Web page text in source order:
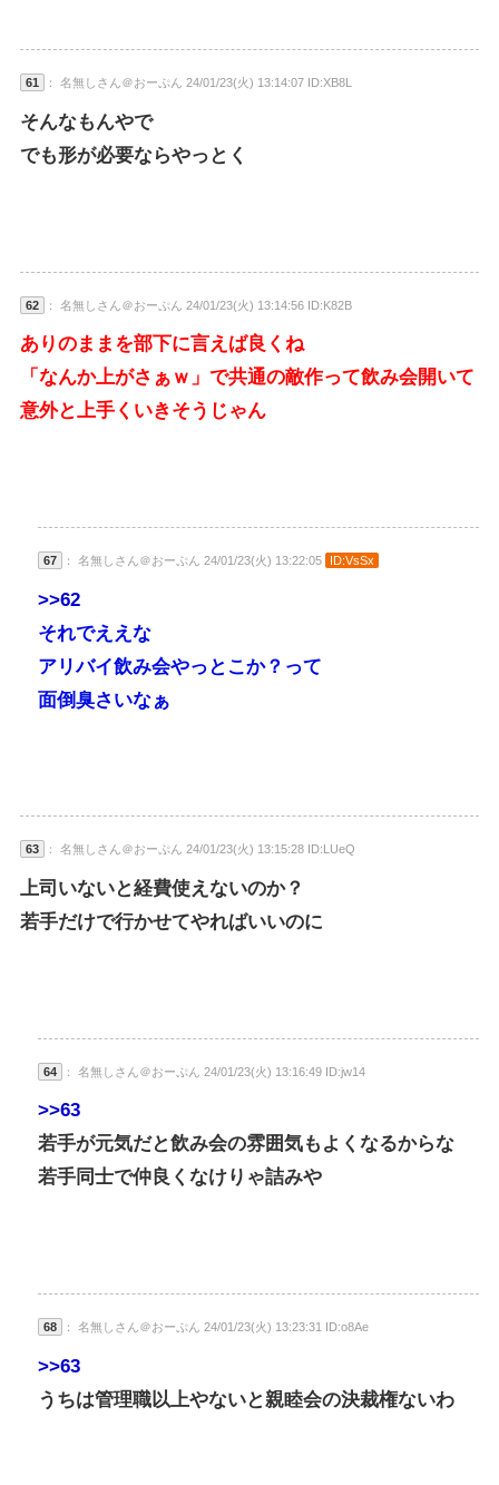
61 ： 名無しさん＠おーぷん 24/01/23(火) 13:14:07 ID:XB8L
そんなもんやで
でも形が必要ならやっとく
62 ： 名無しさん＠おーぷん 24/01/23(火) 13:14:56 ID:K82B
ありのままを部下に言えば良くね
「なんか上がさぁｗ」で共通の敵作って飲み会開いて
意外と上手くいきそうじゃん
67 ： 名無しさん＠おーぷん 24/01/23(火) 13:22:05 ID:VsSx
>>62
それでええな
アリバイ飲み会やっとこか？って
面倒臭さいなぁ
63 ： 名無しさん＠おーぷん 24/01/23(火) 13:15:28 ID:LUeQ
上司いないと経費使えないのか？
若手だけで行かせてやればいいのに
64 ： 名無しさん＠おーぷん 24/01/23(火) 13:16:49 ID:jw14
>>63
若手が元気だと飲み会の雰囲気もよくなるからな
若手同士で仲良くなけりゃ詰みや
68 ： 名無しさん＠おーぷん 24/01/23(火) 13:23:31 ID:o8Ae
>>63
うちは管理職以上やないと親睦会の決裁権ないわ